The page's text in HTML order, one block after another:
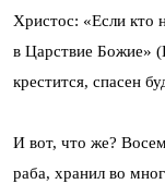
Христос: «Если кто
в Царствие Божие»
крестится, спасен
И вот, что же?
раба, хранил во